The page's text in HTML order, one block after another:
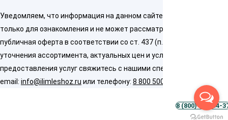
8 (800) 500-54-
Уведомляем, что информация на данном сайте предназначена
только для ознакомления и не может рассматриваться как
публичная оферта в соответствии со ст. 437 (п. 2) ГК РФ. Для
уточнения ассортимента, актуальных цен и условий
предоставления услуг свяжитесь с нашими специалистами по
email: info@ilimleshoz.ru или телефону: 8 800 500 5437